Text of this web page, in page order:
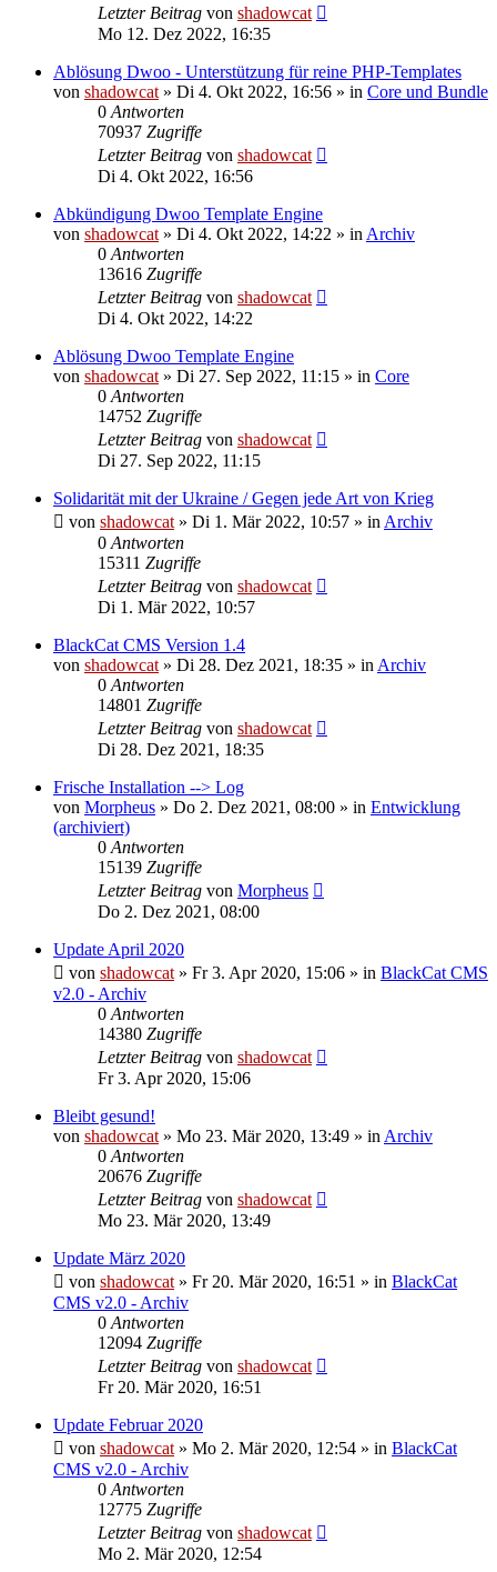
Letzter Beitrag von shadowcat
Mo 12. Dez 2022, 16:35
Ablösung Dwoo - Unterstützung für reine PHP-Templates
von shadowcat » Di 4. Okt 2022, 16:56 » in Core und Bundle
0 Antworten
70937 Zugriffe
Letzter Beitrag von shadowcat
Di 4. Okt 2022, 16:56
Abkündigung Dwoo Template Engine
von shadowcat » Di 4. Okt 2022, 14:22 » in Archiv
0 Antworten
13616 Zugriffe
Letzter Beitrag von shadowcat
Di 4. Okt 2022, 14:22
Ablösung Dwoo Template Engine
von shadowcat » Di 27. Sep 2022, 11:15 » in Core
0 Antworten
14752 Zugriffe
Letzter Beitrag von shadowcat
Di 27. Sep 2022, 11:15
Solidarität mit der Ukraine / Gegen jede Art von Krieg
von shadowcat » Di 1. Mär 2022, 10:57 » in Archiv
0 Antworten
15311 Zugriffe
Letzter Beitrag von shadowcat
Di 1. Mär 2022, 10:57
BlackCat CMS Version 1.4
von shadowcat » Di 28. Dez 2021, 18:35 » in Archiv
0 Antworten
14801 Zugriffe
Letzter Beitrag von shadowcat
Di 28. Dez 2021, 18:35
Frische Installation --> Log
von Morpheus » Do 2. Dez 2021, 08:00 » in Entwicklung
(archiviert)
0 Antworten
15139 Zugriffe
Letzter Beitrag von Morpheus
Do 2. Dez 2021, 08:00
Update April 2020
von shadowcat » Fr 3. Apr 2020, 15:06 » in BlackCat CMS
v2.0 - Archiv
0 Antworten
14380 Zugriffe
Letzter Beitrag von shadowcat
Fr 3. Apr 2020, 15:06
Bleibt gesund!
von shadowcat » Mo 23. Mär 2020, 13:49 » in Archiv
0 Antworten
20676 Zugriffe
Letzter Beitrag von shadowcat
Mo 23. Mär 2020, 13:49
Update März 2020
von shadowcat » Fr 20. Mär 2020, 16:51 » in BlackCat
CMS v2.0 - Archiv
0 Antworten
12094 Zugriffe
Letzter Beitrag von shadowcat
Fr 20. Mär 2020, 16:51
Update Februar 2020
von shadowcat » Mo 2. Mär 2020, 12:54 » in BlackCat
CMS v2.0 - Archiv
0 Antworten
12775 Zugriffe
Letzter Beitrag von shadowcat
Mo 2. Mär 2020, 12:54